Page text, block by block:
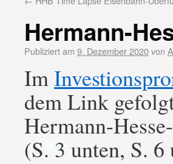
Hermann-
Publiziert am 9. Dezember 2020von
Im
dem Link
Hermann-
(S. 3 unten, S.